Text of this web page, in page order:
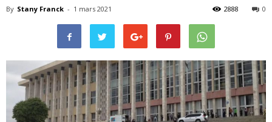
By Stany Franck - 1 mars 2021 0
2888